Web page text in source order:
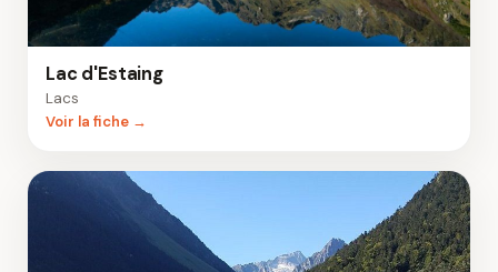
Lac d'Estaing
Lacs
Voir la fiche →